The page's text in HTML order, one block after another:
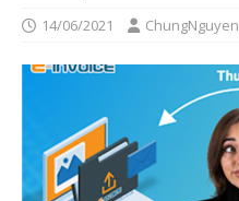
14/06/2021 ChungNguyen